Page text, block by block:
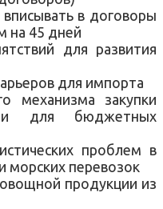
в договоры
на 45 дней
для развития
для импорта
механизма закупки
для бюджетных
проблем в
морских перевозок
продукции из